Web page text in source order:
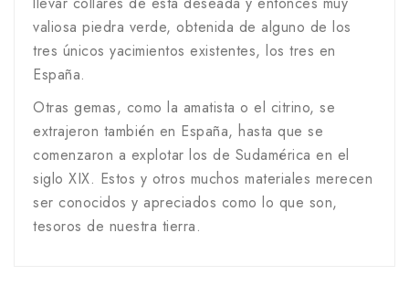
valiosa piedra verde, obtenida de alguno de los
tres únicos yacimientos existentes, los tres en
España.
Otras gemas, como la amatista o el citrino, se
extrajeron también en España, hasta que se
comenzaron a explotar los de Sudamérica en el
siglo XIX. Estos y otros muchos materiales merecen
ser conocidos y apreciados como lo que son,
tesoros de nuestra tierra.